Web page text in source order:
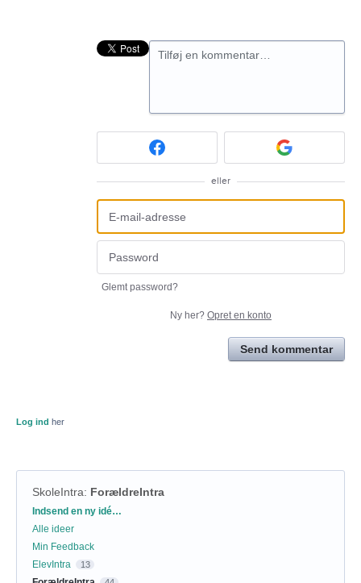
Tilføj en kommentar…
eller
Glemt password?
Ny her? Opret en konto
Send kommentar
Log ind her
SkoleIntra: ForældreIntra
Kategorier
Indsend en ny idé…
Alle ideer
Min Feedback
ElevIntra
13